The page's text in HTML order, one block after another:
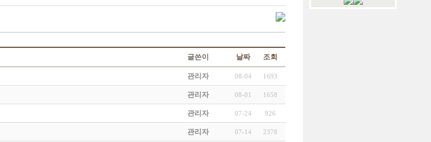
글쓴이 날짜 조회
관리자 08-04 1693
관리자 08-01 1658
관리자 07-24 926
관리자 07-14 2378